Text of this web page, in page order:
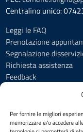
Per fornire le migliori
memorizzare e/o accedere
Centralino unico:
Leggi le FAQ
Prenotazione
Segnalazione
Richiesta assistenza
Feedback
Informativa privacy
Cookie Policy (UE)